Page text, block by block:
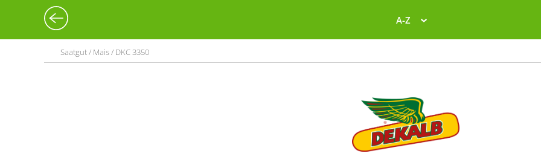
A-Z
Saatgut / Mais / DKC 3350